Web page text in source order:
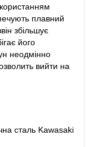
плавний
збільшує
його
неодмінно
вийти на
сталь Kawasaki